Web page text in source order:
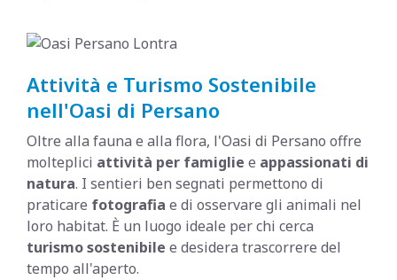
Attività e Turismo Sostenibile
nell'Oasi di Persano
Oltre alla fauna e alla flora, l'Oasi di Persano offre
molteplici attività per famiglie e appassionati di
natura. I sentieri ben segnati permettono di
praticare fotografia e di osservare gli animali nel
loro habitat. È un luogo ideale per chi cerca
turismo sostenibile e desidera trascorrere del
tempo all'aperto.